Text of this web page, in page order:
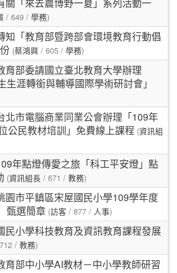
關「來去農博野一夏」系列活動一
/ 649 / 學務)
知「教育部暨跨部會環境教育行動倡
(蔡鴻興 / 605 / 學務)
育部委請國立臺北教育大學辦理
生涯轉銜與輔導國際學術研討會」
北市電腦商業同業公會辦理「109年
公民教材培訓」免費線上課程 (資訊組
年點燈傳愛之旅「科工平安燈」點
(資訊組長 / 671 / 教務)
園市平鎮區宋屋國民小學109學年度
甄選簡章 (訪客 / 877 / 人事)
民小學科技教育及資訊教育課程發展
/ 教務)
育部中小學AI教材－中小學教師研習